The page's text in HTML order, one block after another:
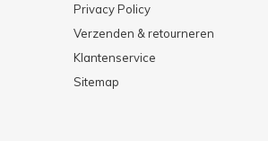
Privacy Policy
Verzenden & retourneren
Klantenservice
Sitemap